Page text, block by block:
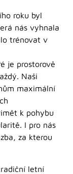
roku byl
nás vyhnala
trénovat v
je prostorově
Naši
maximální
k pohybu
I pro nás
za kterou
letní